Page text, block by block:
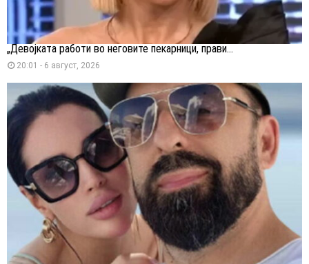
„Девојката работи во неговите пекарници, прави...
20:01 - 6 август, 2026